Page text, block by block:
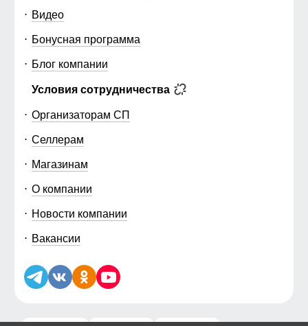
Видео
Бонусная программа
Блог компании
Условия сотрудничества
Организаторам СП
Селлерам
Магазинам
О компании
Новости компании
Вакансии